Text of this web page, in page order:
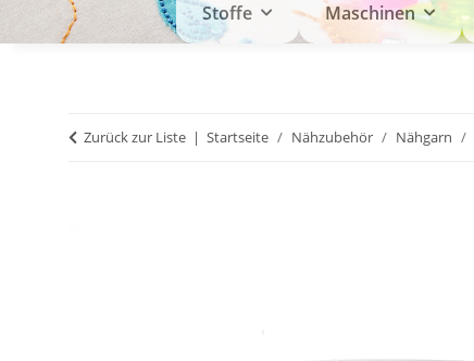
Stoffe Maschinen
Zurück zur Liste Startseite Nähzubehör Nähgarn